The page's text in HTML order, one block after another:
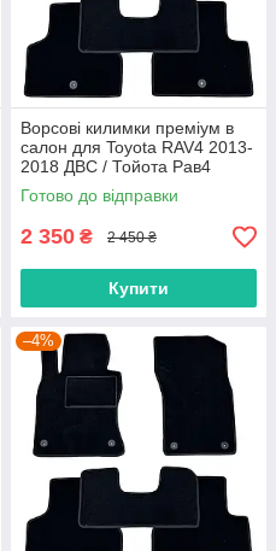
Ворсові килимки преміум в
салон для Toyota RAV4 2013-
2018 ДВС / Тойота Рав4
килимки
Готово до відправки
2 350 ₴ 2 450 ₴
Купити
–4%